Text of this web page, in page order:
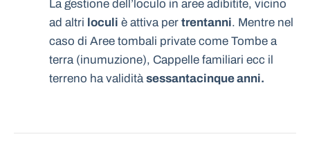
La gestione dell’loculo in aree adibitite, vicino
ad altri loculi è attiva per trentanni. Mentre nel
caso di Aree tombali private come Tombe a
terra (inumuzione), Cappelle familiari ecc il
terreno ha validità sessantacinque anni.